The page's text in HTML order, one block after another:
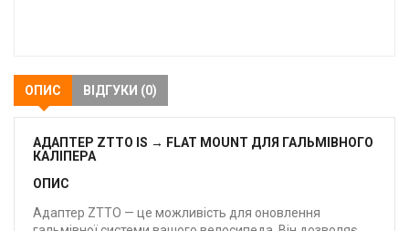
ОПИС ВІДГУКИ (0)
АДАПТЕР ZTTO IS → FLAT MOUNT ДЛЯ ГАЛЬМІВНОГО
КАЛІПЕРА
ОПИС
Адаптер ZTTO — це можливість для оновлення